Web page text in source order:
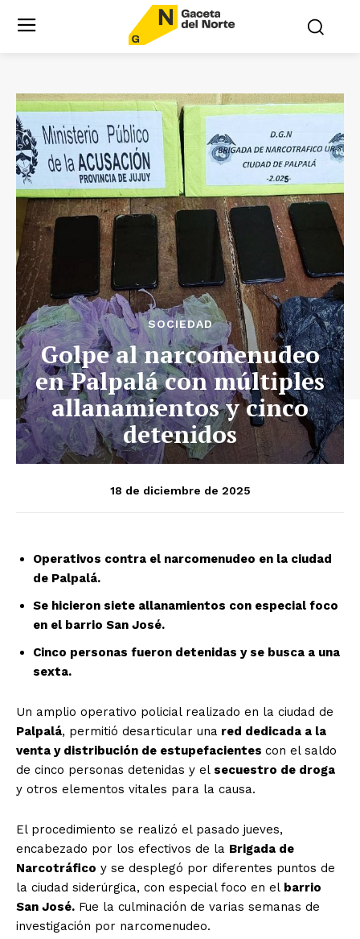
SOCIEDAD
Golpe al narcomenudeo
en Palpalá con múltiples
allanamientos y cinco
detenidos
18 de diciembre de 2025
Operativos contra el narcomenudeo en la ciudad
de Palpalá.
Se hicieron siete allanamientos con especial foco
en el barrio San José.
Cinco personas fueron detenidas y se busca a una
sexta.
Un amplio operativo policial realizado en la ciudad de
Palpalá, permitió desarticular una red dedicada a la
venta y distribución de estupefacientes con el saldo
de cinco personas detenidas y el secuestro de droga
y otros elementos vitales para la causa.
El procedimiento se realizó el pasado jueves,
encabezado por los efectivos de la Brigada de
Narcotráfico y se desplegó por diferentes puntos de
la ciudad siderúrgica, con especial foco en el barrio
San José. Fue la culminación de varias semanas de
investigación por narcomenudeo.